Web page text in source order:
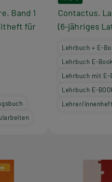
Band 1
für
Contactus.
(6-jähriges
Lehrbuch + E-
Lehrbuch E-
Lehrbuch mit E-
Lehrbuch E-
Lehrer/innenheft